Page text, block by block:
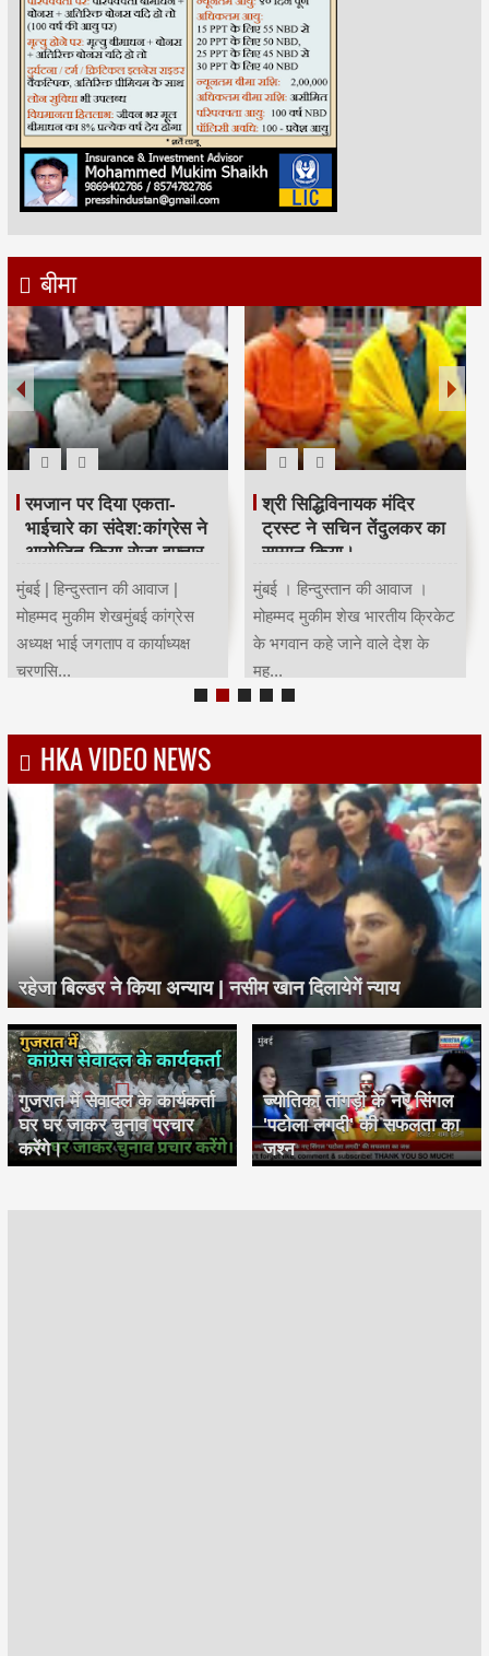
बीमा
रमजान पर दिया एकता-
भाईचारे का संदेश:कांग्रेस ने
आयोजित किया रोजा इफ्तार
मुंबई | हिन्दुस्तान की आवाज |
मोहम्मद मुकीम शेखमुंबई कांग्रेस
अध्यक्ष भाई जगताप व कार्याध्यक्ष
चरणसि...
श्री सिद्धिविनायक मंदिर
ट्रस्ट ने सचिन तेंदुलकर का
सम्मान किया।
मुंबई । हिन्दुस्तान की आवाज ।
मोहम्मद मुकीम शेख भारतीय क्रिकेट
के भगवान कहे जाने वाले देश के
मह...
HKA VIDEO NEWS
रहेजा बिल्डर ने किया अन्याय | नसीम खान दिलायेगें न्याय
गुजरात में सेवादल के कार्यकर्ता
घर घर जाकर चुनाव प्रचार
करेंगे।
ज्योतिका तांगड़ी के नए सिंगल
'पटोला लगदी' की सफलता का
जश्न